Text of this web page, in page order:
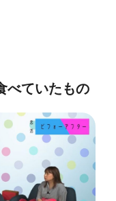
べていたもの